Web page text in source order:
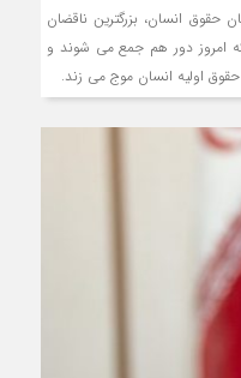
حقوق انسان، بزرگترین ناقضان
که امروز دور هم جمع می شوند و
اولیه انسان موج می زند.